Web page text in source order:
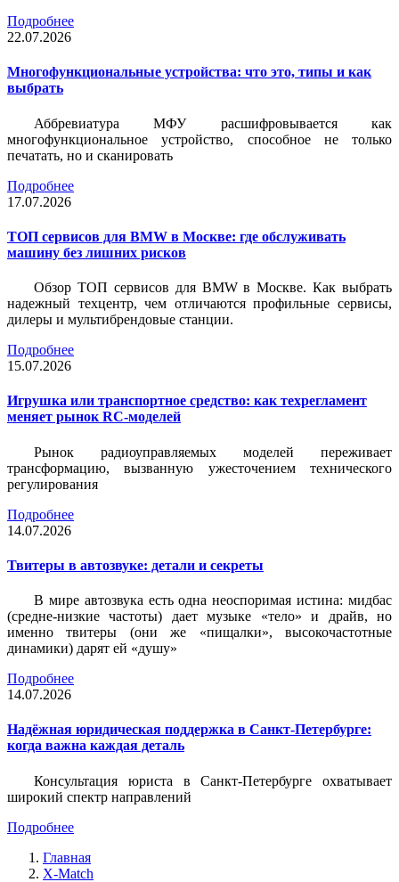
Подробнее
22.07.2026
Многофункциональные устройства: что это, типы и как
выбрать
Аббревиатура МФУ расшифровывается как
многофункциональное устройство, способное не только
печатать, но и сканировать
Подробнее
17.07.2026
ТОП сервисов для BMW в Москве: где обслуживать
машину без лишних рисков
Обзор ТОП сервисов для BMW в Москве. Как выбрать
надежный техцентр, чем отличаются профильные сервисы,
дилеры и мультибрендовые станции.
Подробнее
15.07.2026
Игрушка или транспортное средство: как техрегламент
меняет рынок RC-моделей
Рынок радиоуправляемых моделей переживает
трансформацию, вызванную ужесточением технического
регулирования
Подробнее
14.07.2026
Твитеры в автозвуке: детали и секреты
В мире автозвука есть одна неоспоримая истина: мидбас
(средне-низкие частоты) дает музыке «тело» и драйв, но
именно твитеры (они же «пищалки», высокочастотные
динамики) дарят ей «душу»
Подробнее
14.07.2026
Надёжная юридическая поддержка в Санкт-Петербурге:
когда важна каждая деталь
Консультация юриста в Санкт-Петербурге охватывает
широкий спектр направлений
Подробнее
Главная
X-Match